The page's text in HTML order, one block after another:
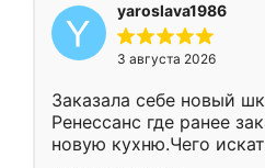
yaroslava1986
3 августа 2026
Заказала себе новый
Ренессанс где ранее
новую кухню.Чего